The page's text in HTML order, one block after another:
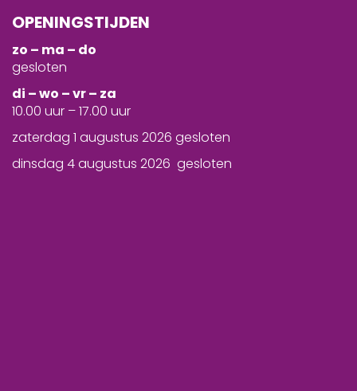
OPENINGSTIJDEN
zo – ma – do
gesloten
di – wo – vr – za
10.00 uur – 17.00 uur
zaterdag 1 augustus 2026 gesloten
dinsdag 4 augustus 2026 gesloten